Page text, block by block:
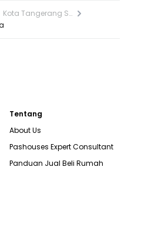
Kota Tangerang Selatan
Tentang
About Us
Pashouses Expert Consultant
Panduan Jual Beli Rumah